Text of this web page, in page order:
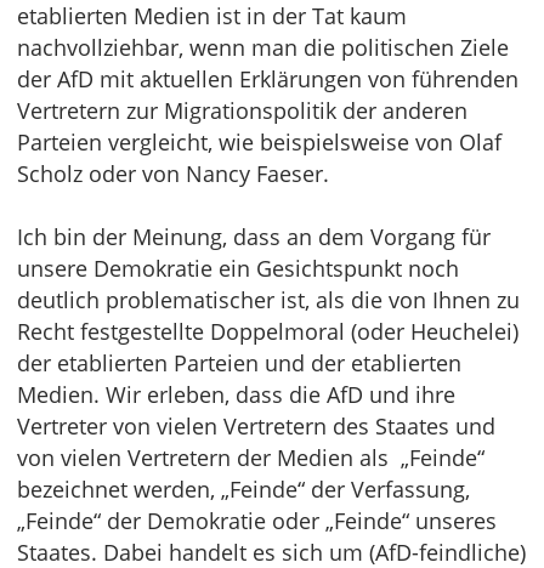
etablierten Medien ist in der Tat kaum
nachvollziehbar, wenn man die politischen Ziele
der AfD mit aktuellen Erklärungen von führenden
Vertretern zur Migrationspolitik der anderen
Parteien vergleicht, wie beispielsweise von Olaf
Scholz oder von Nancy Faeser.
Ich bin der Meinung, dass an dem Vorgang für
unsere Demokratie ein Gesichtspunkt noch
deutlich problematischer ist, als die von Ihnen zu
Recht festgestellte Doppelmoral (oder Heuchelei)
der etablierten Parteien und der etablierten
Medien. Wir erleben, dass die AfD und ihre
Vertreter von vielen Vertretern des Staates und
von vielen Vertretern der Medien als „Feinde“
bezeichnet werden, „Feinde“ der Verfassung,
„Feinde“ der Demokratie oder „Feinde“ unseres
Staates. Dabei handelt es sich um (AfD-feindliche)